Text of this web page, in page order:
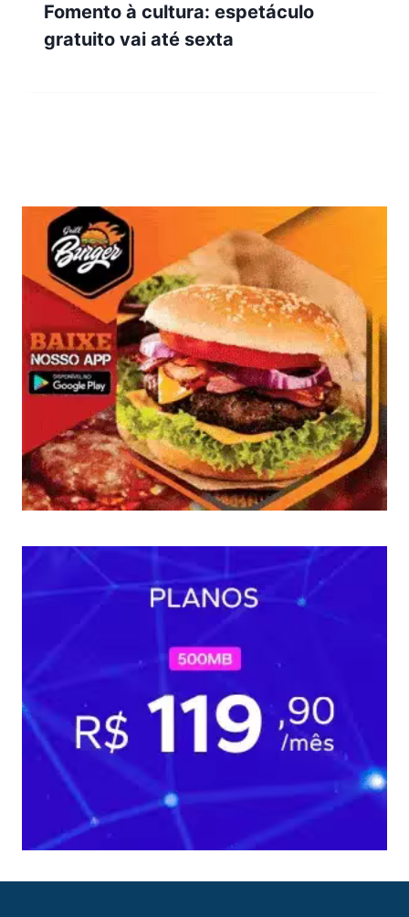
Fomento à cultura: espetáculo
gratuito vai até sexta